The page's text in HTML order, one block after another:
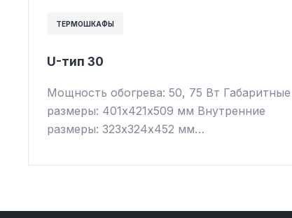
ТЕРМОШКАФЫ
U-тип 30
Мощность обогрева: 50, 75 Вт Габаритные
размеры: 401х421х509 мм Внутренние
размеры: 323х324х452 мм…